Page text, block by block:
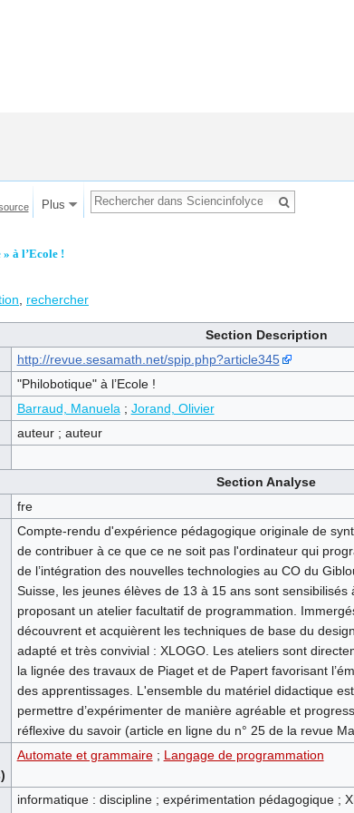
à l’Ecole !
rechercher
Section Description
http://revue.sesamath.net/spip.php?article345
"Philobotique" à l’Ecole !
Barraud, Manuela ; Jorand, Olivier
auteur ; auteur
Section Analyse
fre
Compte-rendu d'expérience pédagogique originale de
de contribuer à ce que ce ne soit pas l'ordinateur qui
de l’intégration des nouvelles technologies au CO du
Suisse, les jeunes élèves de 13 à 15 ans sont
proposant un atelier facultatif de programmation.
découvrent et acquièrent les techniques de base du
adapté et très convivial : XLOGO. Les ateliers sont
la lignée des travaux de Piaget et de Papert favorisant
des apprentissages. L'ensemble du matériel didactique
permettre d’expérimenter de manière agréable et
réflexive du savoir (article en ligne du n° 25 de la revue
Automate et grammaire; Langage de programmation
informatique : discipline ; expérimentation pédagogique ;
Plus